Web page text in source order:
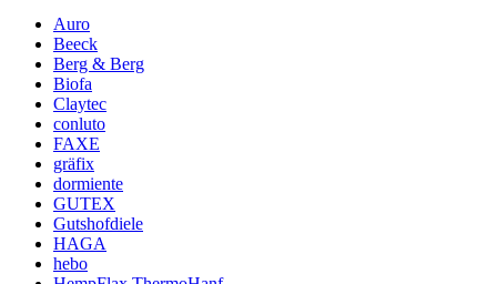
Auro
Beeck
Berg & Berg
Biofa
Claytec
conluto
FAXE
gräfix
dormiente
GUTEX
Gutshofdiele
HAGA
hebo